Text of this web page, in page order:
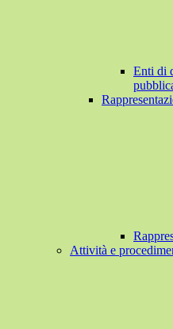
Enti di
Attività e